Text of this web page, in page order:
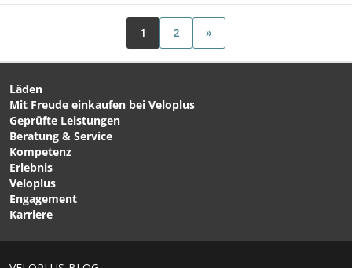
1 2 »
Läden
Mit Freude einkaufen bei Veloplus
Geprüfte Leistungen
Beratung & Service
Kompetenz
Erlebnis
Veloplus
Engagement
Karriere